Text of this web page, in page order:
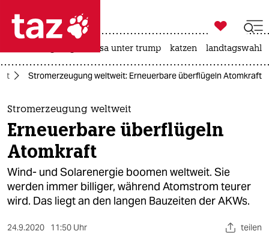
 taz zahl ich
taz zahl ich
themen
politik
öko
gesellschaft

taz zahl ich
usa unter trump katzen landtagswahl
Stromerzeugung weltweit: Erneuerbare überflügeln Atomkraft
Stromerzeugung weltweit
Erneuerbare überflügeln
Atomkraft
Wind- und Solarenergie boomen weltweit. Sie
werden immer billiger, während Atomstrom teurer
wird. Das liegt an den langen Bauzeiten der AKWs.
24.9.2020 11:50 Uhr teilen